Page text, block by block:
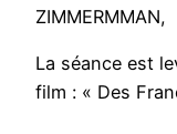
ZIMMERMMAN,
La séance est
film : « Des